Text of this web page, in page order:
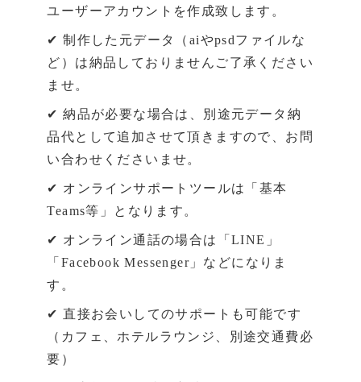
ユーザーアカウントを作成致します。
✔ 制作した元データ（aiやpsdファイルな
ど）は納品しておりませんご了承ください
ませ。
✔ 納品が必要な場合は、別途元データ納
品代として追加させて頂きますので、お問
い合わせくださいませ。
✔ オンラインサポートツールは「基本
Teams等」となります。
✔ オンライン通話の場合は「LINE」
「Facebook Messenger」などになりま
す。
✔ 直接お会いしてのサポートも可能です
（カフェ、ホテルラウンジ、別途交通費必
要）